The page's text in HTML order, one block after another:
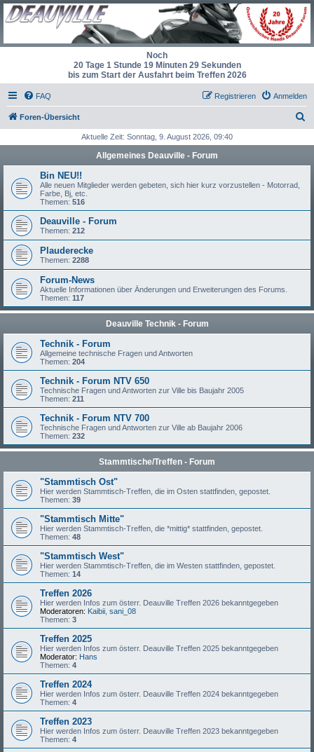
Noch
20 Tage 1 Stunde 19 Minuten 29 Sekunden
bis zum Start der Ausfahrt beim Treffen 2026
FAQ Anmelden
Registrieren
Foren-Übersicht
h
Aktuelle Zeit: Sonntag, 9. August 2026, 09:40
Allgemeines Deauville - Forum
Bin NEU!!
Alle neuen Mitglieder werden gebeten, sich hier kurz vorzustellen - Motorrad,
Farbe, Bj, etc.
Themen: 516
Deauville - Forum
Themen: 212
Plauderecke
Themen: 2288
Forum-News
Aktuelle Informationen über Änderungen und Erweiterungen des Forums.
Themen: 117
Deauville Technik - Forum
Technik - Forum
Allgemeine technische Fragen und Antworten
Themen: 204
Technik - Forum NTV 650
Technische Fragen und Antworten zur Ville bis Baujahr 2005
Themen: 211
Technik - Forum NTV 700
Technische Fragen und Antworten zur Ville ab Baujahr 2006
Themen: 232
Stammtische/Treffen - Forum
"Stammtisch Ost"
Hier werden Stammtisch-Treffen, die im Osten stattfinden, gepostet.
Themen: 39
"Stammtisch Mitte"
Hier werden Stammtisch-Treffen, die *mittig* stattfinden, gepostet.
Themen: 48
"Stammtisch West"
Hier werden Stammtisch-Treffen, die im Westen stattfinden, gepostet.
Themen: 14
Treffen 2026
Hier werden Infos zum österr. Deauville Treffen 2026 bekanntgegeben
Moderatoren: Kaibii sani_08
Themen: 3
Treffen 2025
Hier werden Infos zum österr. Deauville Treffen 2025 bekanntgegeben
Moderator: Hans
Themen: 4
Treffen 2024
Hier werden Infos zum österr. Deauville Treffen 2024 bekanntgegeben
Themen: 4
Treffen 2023
Hier werden Infos zum österr. Deauville Treffen 2023 bekanntgegeben
Themen: 4